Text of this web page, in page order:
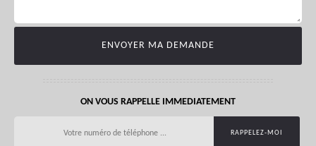
ON VOUS RAPPELLE IMMEDIATEMENT